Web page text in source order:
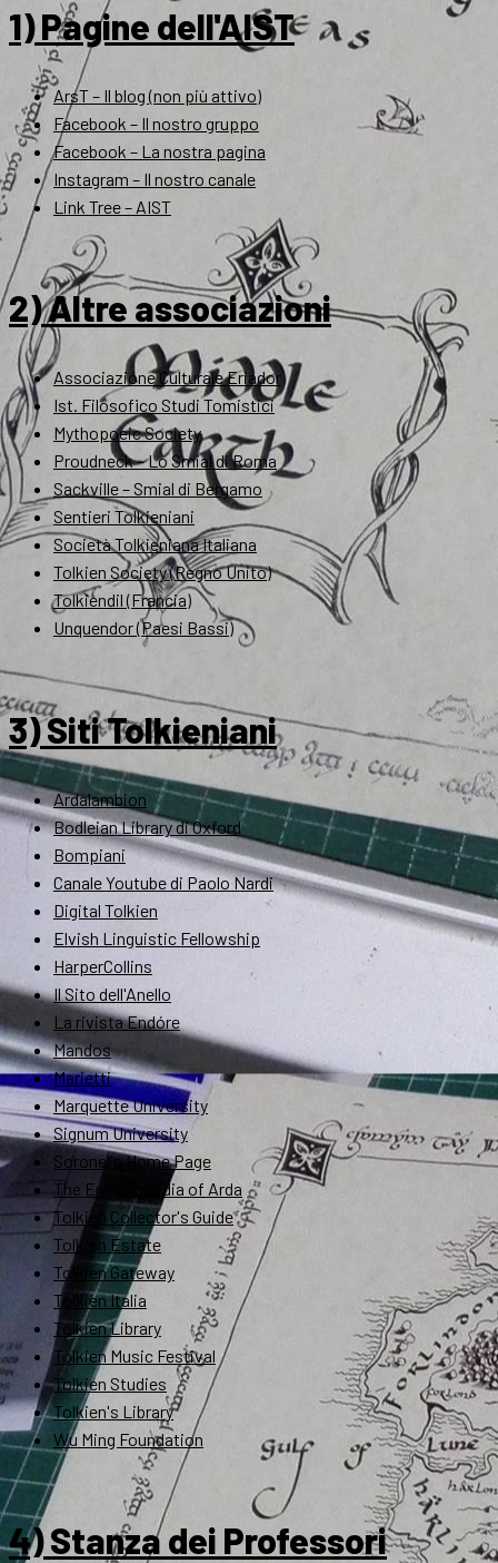
1) Pagine dell'AIST
ArsT – Il blog (non più attivo)
Facebook – Il nostro gruppo
Facebook – La nostra pagina
Instagram – Il nostro canale
Link Tree – AIST
2) Altre associazioni
Associazione Culturale Eriador
Ist. Filosofico Studi Tomistici
Mythopoeic Society
Proudneck – Lo Smial di Roma
Sackville – Smial di Bergamo
Sentieri Tolkieniani
Società Tolkieniana Italiana
Tolkien Society (Regno Unito)
Tolkiendil (Francia)
Unquendor (Paesi Bassi)
3) Siti Tolkieniani
Ardalambion
Bodleian Library di Oxford
Bompiani
Canale Youtube di Paolo Nardi
Digital Tolkien
Elvish Linguistic Fellowship
HarperCollins
Il Sito dell'Anello
La rivista Endóre
Mandos
Marietti
Marquette University
Signum University
Soronel's Home Page
The Encyclopedia of Arda
Tolkien Collector's Guide
Tolkien Estate
Tolkien Gateway
Tolkien Italia
Tolkien Library
Tolkien Music Festival
Tolkien Studies
Tolkien's Library
Wu Ming Foundation
4) Stanza dei Professori